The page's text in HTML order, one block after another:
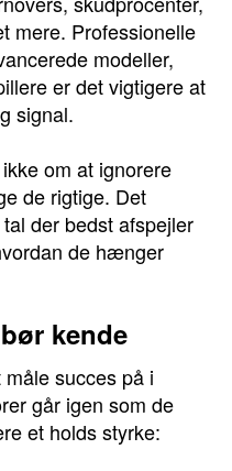
mere. Professionelle
modeller,
er det vigtigere at
signal.
om at ignorere
de rigtige. Det
der bedst afspejler
de hænger
kende
succes på i
går igen som de
et holds styrke: